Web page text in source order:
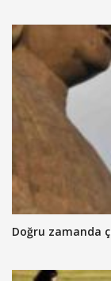
Doğru zamanda